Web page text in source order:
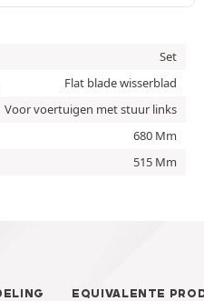
Set
Flat blade wisserblad
Voor voertuigen met stuur links
680 Mm
515 Mm
EQUIVALENTE